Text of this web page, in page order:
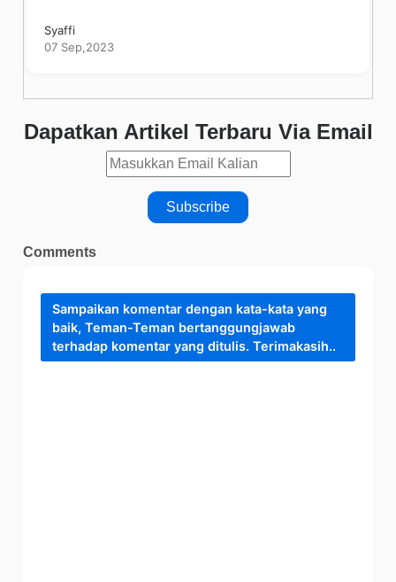
Syaffi
07 Sep,2023
Dapatkan Artikel Terbaru Via Email
Comments
Sampaikan komentar dengan kata-kata yang
baik, Teman-Teman bertanggungjawab
terhadap komentar yang ditulis. Terimakasih..